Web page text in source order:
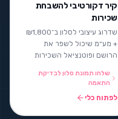
קיר דקורטיבי להשבחת
שכירות
שדרוג עיצובי לסלון ב־₪1,800
+ מע״מ שיכול לשפר את
הרושם ופוטנציאל השכירות
שלחו תמונת סלון לבדיקת
התאמה
לפתוח כלי